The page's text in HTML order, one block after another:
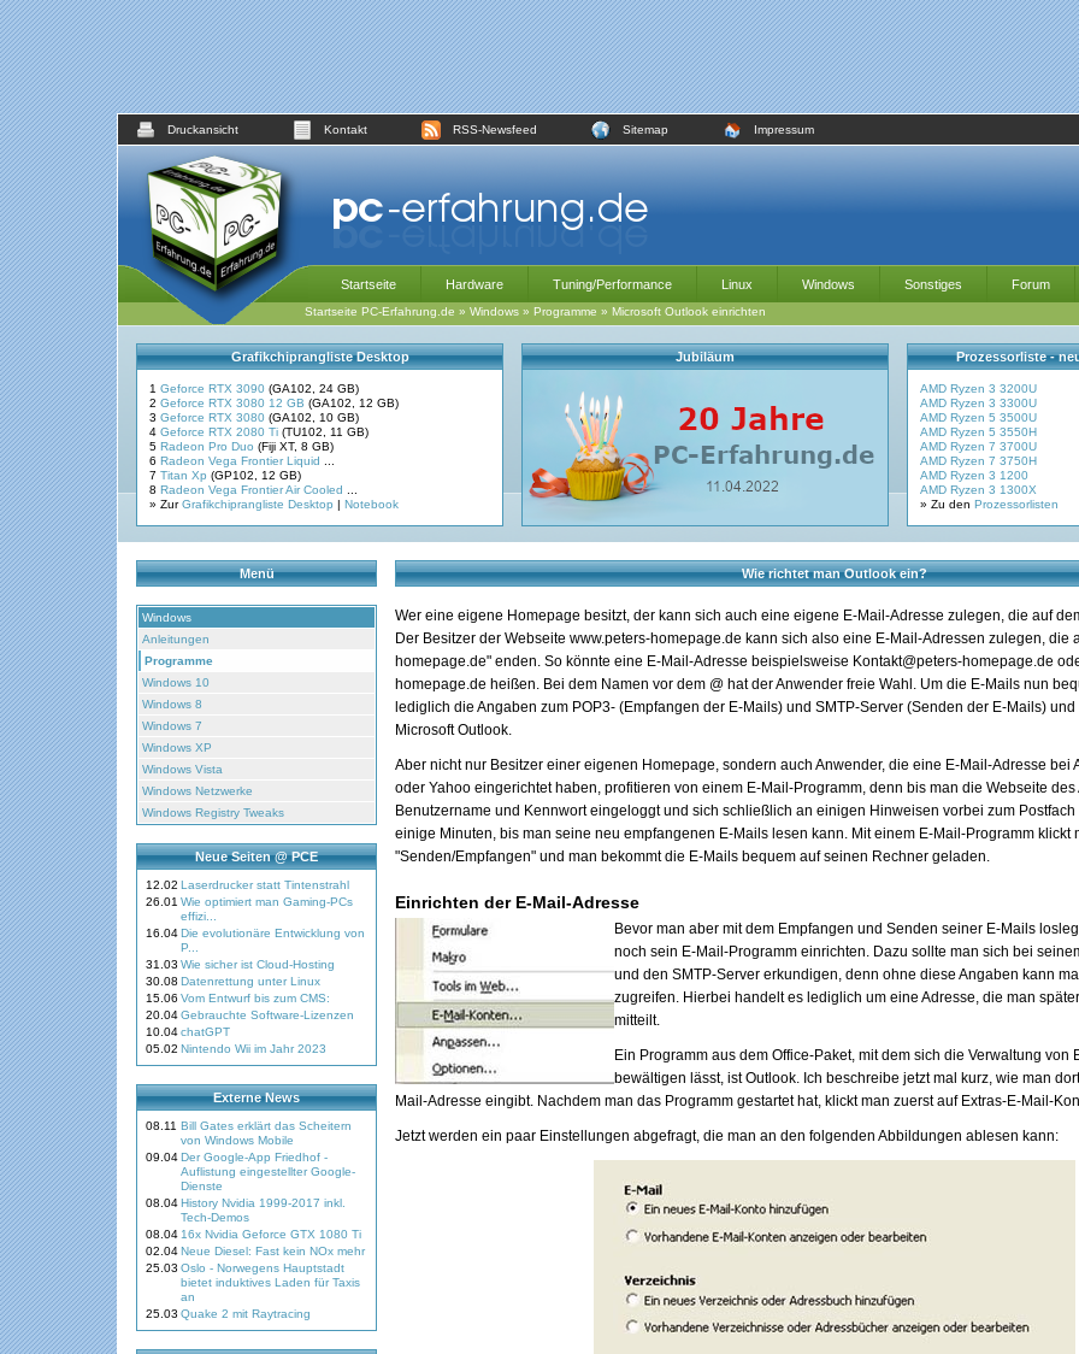
Druckansicht Kontakt RSS-Newsfeed Sitemap Impressum
Startseite Hardware Tuning/Performance Linux Windows Sonstiges Forum
Startseite PC-Erfahrung.de » Windows » Programme » Microsoft Outlook einrichten
Grafikchiprangliste Desktop
1 Geforce RTX 3090 (GA102, 24 GB)
2 Geforce RTX 3080 12 GB (GA102, 12 GB)
3 Geforce RTX 3080 (GA102, 10 GB)
4 Geforce RTX 2080 Ti (TU102, 11 GB)
5 Radeon Pro Duo (Fiji XT, 8 GB)
6 Radeon Vega Frontier Liquid
7 Titan Xp (GP102, 12 GB)
8 Radeon Vega Frontier Air Cooled
» ZurGrafikchiprangliste Desktop | Notebook
Jubiläum Prozessorliste -
AMD Ryzen 3 3200U
AMD Ryzen 3 3300U
AMD Ryzen 5 3500U
AMD Ryzen 5 3550H
AMD Ryzen 7 3700U
AMD Ryzen 7 3750H
AMD Ryzen 3 1200
AMD Ryzen 3 1300X
» Zu den Prozessorlisten
Menü
Windows
Anleitungen
Programme
Windows 10
Windows 8
Windows 7
Windows XP
Windows Vista
Windows Netzwerke
Windows Registry Tweaks
Neue Seiten @ PCE
12.02 Laserdrucker statt Tintenstrahl
26.01 Wie optimiert man Gaming-PCs
effizi...
16.04Die evolutionäre Entwicklung von
P...
31.03 Wie sicher ist Cloud-Hosting
30.08 Datenrettung unter Linux
15.06 Vom Entwurf bis zum CMS:
20.04Gebrauchte Software-Lizenzen
10.04chatGPT
05.02 Nintendo Wii im Jahr 2023
Externe News
08.11 Bill Gates erklärt das Scheitern
von Windows Mobile
09.04Der Google-App Friedhof -
Auflistung eingestellter Google-
Dienste
08.04History Nvidia 1999-2017 inkl.
Tech-Demos
08.04 16x Nvidia Geforce GTX 1080 Ti
02.04Neue Diesel: Fast kein NOx mehr
25.03 Oslo - Norwegens Hauptstadt
bietet induktives Laden für Taxis
an
25.03 Quake 2 mit Raytracing
Wie richtet man Outlook ein?
Wer eine eigene Homepage besitzt, der kann sich auch eine eigene E-Mail-Adresse zulegen, die auf
Der Besitzer der Webseite www.peters-homepage.de kann sich also eine E-Mail-Adressen zulegen, die
homepage.de" enden. So könnte eine E-Mail-Adresse beispielsweise Kontakt@peters-homepage.de
homepage.de heißen. Bei dem Namen vor dem @ hat der Anwender freie Wahl. Um die E-Mails nun
lediglich die Angaben zum POP3- (Empfangen der E-Mails) und SMTP-Server (Senden der E-Mails)
Microsoft Outlook.
Aber nicht nur Besitzer einer eigenen Homepage, sondern auch Anwender, die eine E-Mail-Adresse bei
oder Yahoo eingerichtet haben, profitieren von einem E-Mail-Programm, denn bis man die Webseite
Benutzername und Kennwort eingeloggt und sich schließlich an einigen Hinweisen vorbei zum
einige Minuten, bis man seine neu empfangenen E-Mails lesen kann. Mit einem E-Mail-Programm klickt
"Senden/Empfangen" und man bekommt die E-Mails bequem auf seinen Rechner geladen.
Einrichten der E-Mail-Adresse
Bevor man aber mit dem Empfangen und Senden seiner E-Mails
noch sein E-Mail-Programm einrichten. Dazu sollte man sich bei
und den SMTP-Server erkundigen, denn ohne diese Angaben kann
zugreifen. Hierbei handelt es lediglich um eine Adresse, die man
mitteilt.
Ein Programm aus dem Office-Paket, mit dem sich die Verwaltung von
bewältigen lässt, ist Outlook. Ich beschreibe jetzt mal kurz, wie man
Mail-Adresse eingibt. Nachdem man das Programm gestartet hat, klickt man zuerst auf Extras-E-Mail-
Jetzt werden ein paar Einstellungen abgefragt, die man an den folgenden Abbildungen ablesen kann: